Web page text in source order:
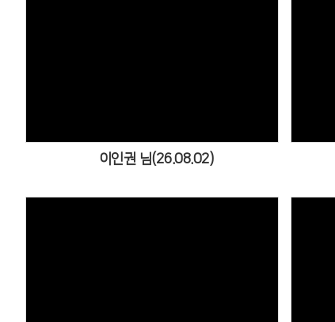
이인권 님(26.08.02)